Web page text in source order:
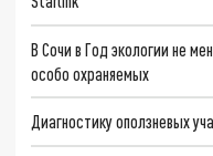
В Сочи в Год экологии не
особо охраняемых
Диагностику оползневых